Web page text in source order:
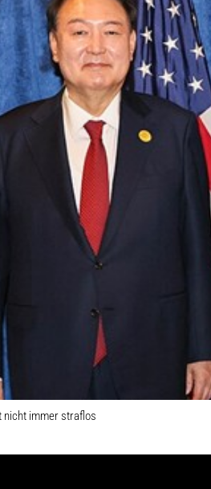
nicht immer straflos